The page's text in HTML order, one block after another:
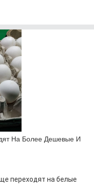
На Более Дешевые И
переходят на белые